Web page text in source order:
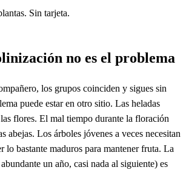
Sin tarjeta.
no es el problema
los grupos coinciden y sigues sin
puede estar en otro sitio. Las heladas
flores. El mal tiempo durante la floración
abejas. Los árboles jóvenes a veces necesitan
lo bastante maduros para mantener fruta. La
un año, casi nada al siguiente) es